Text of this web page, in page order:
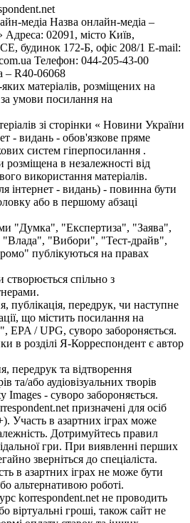
медіа Назва онлайн-медіа –
Адреса: 02091, місто Київ,
172-Б, офіс 208/1 E-mail:
Телефон: 044-205-43-00
– R40-06068
матеріалів, розміщених на
за умови посилання на
зі сторінки « Новини України
- видань - обов'язкове пряме
систем гіперпосилання .
в незалежності від
використання матеріалів.
інтернет - видань) - повинна бути
або в першому абзаці
"Думка", "Експертиза", "Заява",
"Влада", "Вибори", "Тест-драйв",
публікуються на правах
створюється спільно з
публікація, передрук, чи наступне
що містить посилання на
EPA / UPG, суворо забороняється.
в розділі Я-Корреспондент є автор
передрук та відтворення
та/або аудіовізуальних творів
Images - суворо забороняється.
призначені для осіб
Участь в азартних іграх може
Дотримуйтесь правил
гри. При виявленні перших
зверніться до спеціаліста.
в азартних іграх не може бути
альтернативою роботі.
korrespondent.net не проводить
віртуальні гроші, також сайт не